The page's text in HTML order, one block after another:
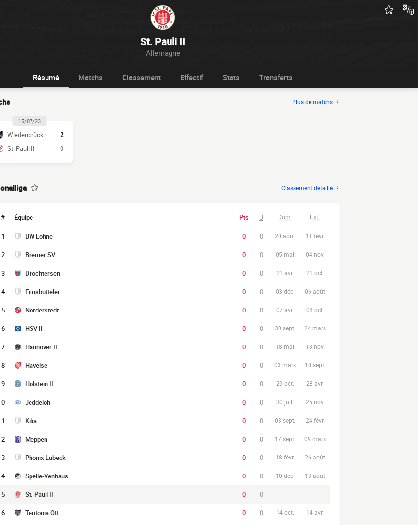
St. Pauli II
Allemagne
Résumé Matchs Classement Effectif Stats Transferts
Plus de matchs
15/07/23
Wiedenbrück
2
St. Pauli II
0
Classement détaillé
# Équipe Pts J Dom. Ext.
1 BW Lohne 0 0 20 août 11 févr.
2 Bremer SV 0 0 05 mai 04 nov.
3 Drochtersen 0 0 21 avr. 21 oct.
4 Eimsbütteler 0 0 03 déc. 06 août
5 Norderstedt 0 0 07 avr. 08 oct.
6 HSV II 0 0 30 sept. 24 mars
7 Hannover II 0 0 18 mai 18 nov.
8 Havelse 0 0 03 mars 10 sept.
9 Holstein II 0 0 29 oct. 28 avr.
Jeddeloh 0 0 30 juil. 25 nov.
Kilia 0 0 03 sept. 24 févr.
Meppen 0 0 17 sept. 09 mars
Phönix Lübeck 0 0 18 févr. 26 août
Spelle-Venhaus 0 0 10 déc. 13 août
St. Pauli II 0 0
Teutonia Ott. 0 0 14 oct. 14 avr.